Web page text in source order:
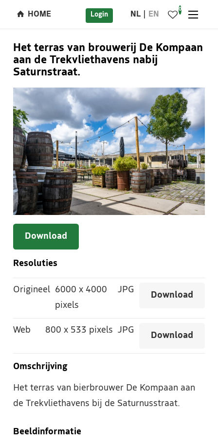
HOME Login NL EN
0
Het terras van brouwerij De Kompaan
aan de Trekvliethavens nabij
Saturnstraat.
Download
Resoluties
Origineel 6000 x 4000
pixels
JPG
Download
Web 800 x 533 pixels JPG
Download
Omschrijving
Het terras van bierbrouwer De Kompaan aan
de Trekvliethavens bij de Saturnusstraat.
Beeldinformatie